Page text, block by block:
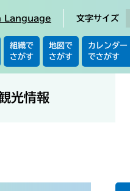
Language 文字サイズ
組織で
さがす
地図で
さがす
カレンダー
でさがす
光情報